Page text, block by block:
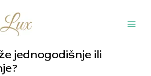
jednogodišnje ili